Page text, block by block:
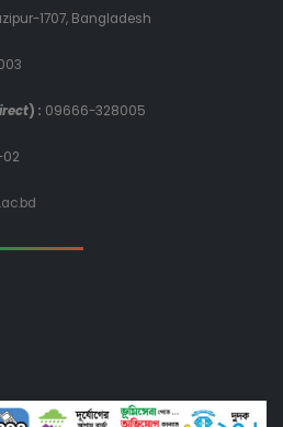
1707, Bangladesh
) : 09666-328005